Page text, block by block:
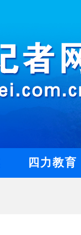
四力教育